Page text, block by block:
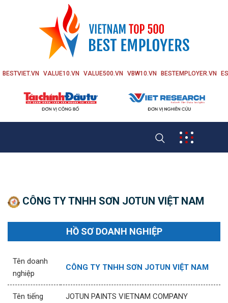
BESTVIET.VN VALUE10.VN VALUE500.VN VBW10.VN BESTEMPLOYER.VN
CÔNG TY TNHH SƠN JOTUN VIỆT NAM
HỒ SƠ DOANH NGHIỆP
Tên doanh
nghiệp
CÔNG TY TNHH SƠN JOTUN VIỆT NAM
Tên tiếng
JOTUN PAINTS VIETNAM COMPANY